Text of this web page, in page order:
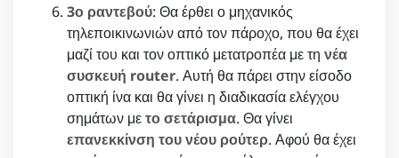
3ο ραντεβού: Θα έρθει ο μηχανικός
τηλεποικινωνιών από τον πάροχο, που θα έχει
μαζί του και τον οπτικό μετατροπέα με τη νέα
συσκευή router. Αυτή θα πάρει στην είσοδο
οπτική ίνα και θα γίνει η διαδικασία ελέγχου
σημάτων μετο σετάρισμα. Θα γίνει
επανεκκίνση του νέου ρούτερ. Αφού θα έχει